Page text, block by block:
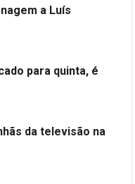
a Luís
para quinta, é
da televisão na